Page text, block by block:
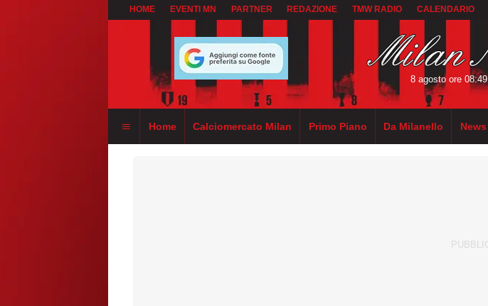
HOME EVENTI MN PARTNER REDAZIONE TMW RADIO CALENDARIO
8 agosto ore 08:49
Home Calciomercato Milan Primo Piano Da Milanello News